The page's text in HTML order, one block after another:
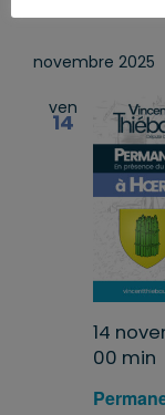
novembre 2025
ven
14
14
00 min